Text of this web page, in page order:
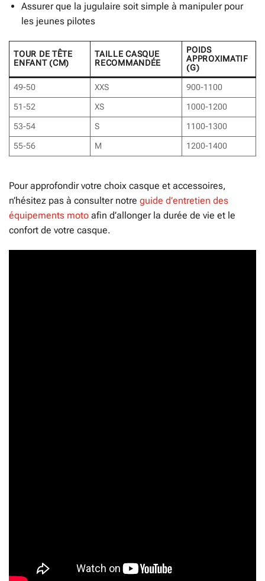
Assurer que la jugulaire soit simple à manipuler pour
les jeunes pilotes
TOUR DE TÊTE
ENFANT (CM)
TAILLE CASQUE
RECOMMANDÉE
POIDS
APPROXIMATIF
(G)
49-50
XXS
900-1100
51-52
XS
1000-1200
53-54
S
1100-1300
55-56
M 1200-1400
Pour approfondir votre choix casque et accessoires,
n’hésitez pas à consulter notre guide d’entretien des
équipements moto afin d’allonger la durée de vie et le
confort de votre casque.